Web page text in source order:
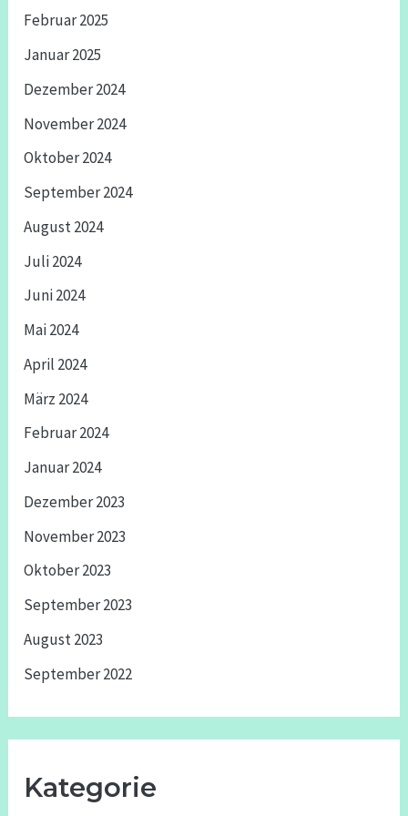
Februar 2025
Januar 2025
Dezember 2024
November 2024
Oktober 2024
September 2024
August 2024
Juli 2024
Juni 2024
Mai 2024
April 2024
März 2024
Februar 2024
Januar 2024
Dezember 2023
November 2023
Oktober 2023
September 2023
August 2023
September 2022
Kategorie